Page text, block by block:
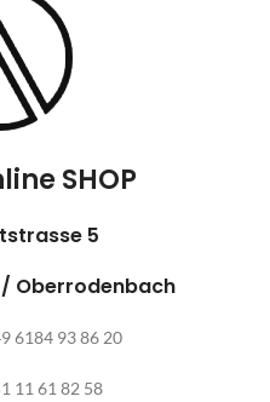
SHOP
5
/ Oberrodenbach
6184 93 86 20
11 61 82 58